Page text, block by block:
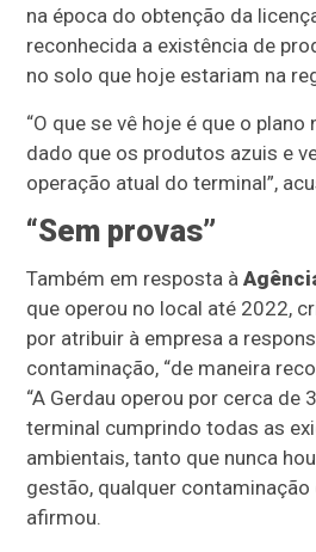
na época do obtenção da
reconhecida a existência de
no solo que hoje estariam na
“O que se vê hoje é que o
dado que os produtos azuis e
operação atual do terminal”,
“Sem provas”
Também em resposta à
que operou no local até 2022,
por atribuir à empresa a
contaminação, “de maneira
“A Gerdau operou por cerca de
terminal cumprindo todas as
ambientais, tanto que nunca
gestão, qualquer contaminação
afirmou.